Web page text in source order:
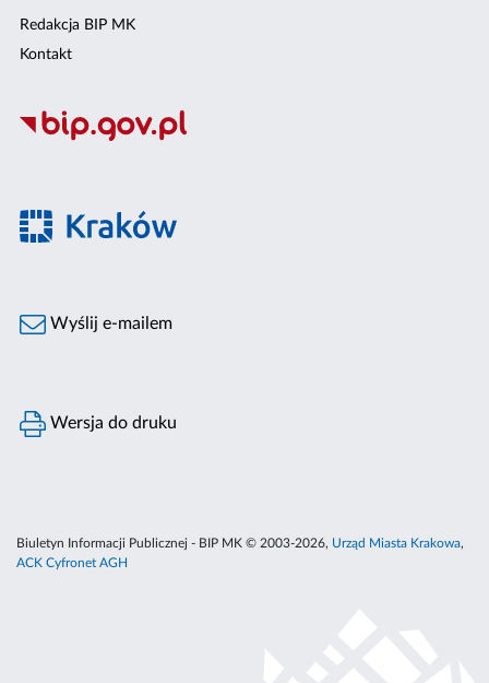
Redakcja BIP MK
Kontakt
Wyślij e-mailem
Wersja do druku
Biuletyn Informacji Publicznej - BIP MK © 2003-2026, Urząd Miasta Krakowa,
ACK Cyfronet AGH